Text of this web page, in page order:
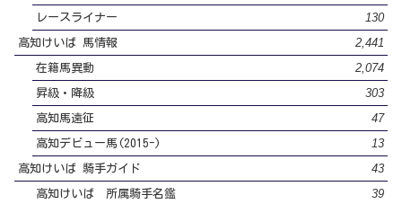
レースライナー 130
高知けいば 馬情報 2,441
在籍馬異動 2,074
昇級・降級 303
高知馬遠征 47
高知デビュー馬(2015-) 13
高知けいば 騎手ガイド 43
高知けいば 所属騎手名鑑 39